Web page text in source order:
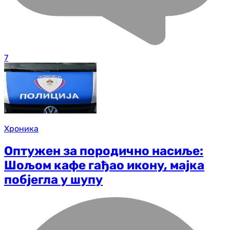
7
Хроника
Оптужен за породично насиље:
Шољом кафе гађао икону, мајка
побјегла у шупу